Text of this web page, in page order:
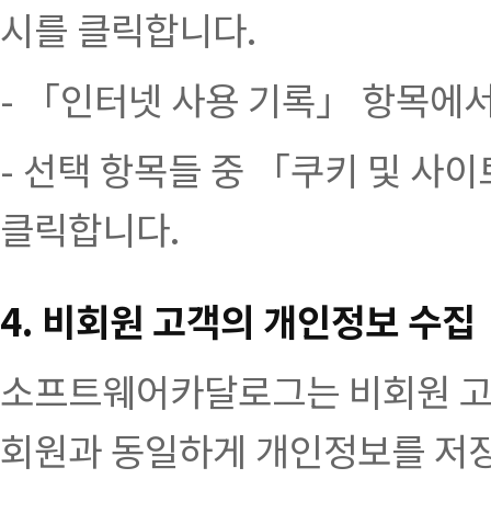
시를 클릭합니다.
- 「인터넷 사용 기록」 항목에
- 선택 항목들 중 「쿠키 및 사
클릭합니다.
4. 비회원 고객의 개인정보 수집
소프트웨어카달로그는 비회원
회원과 동일하게 개인정보를 저